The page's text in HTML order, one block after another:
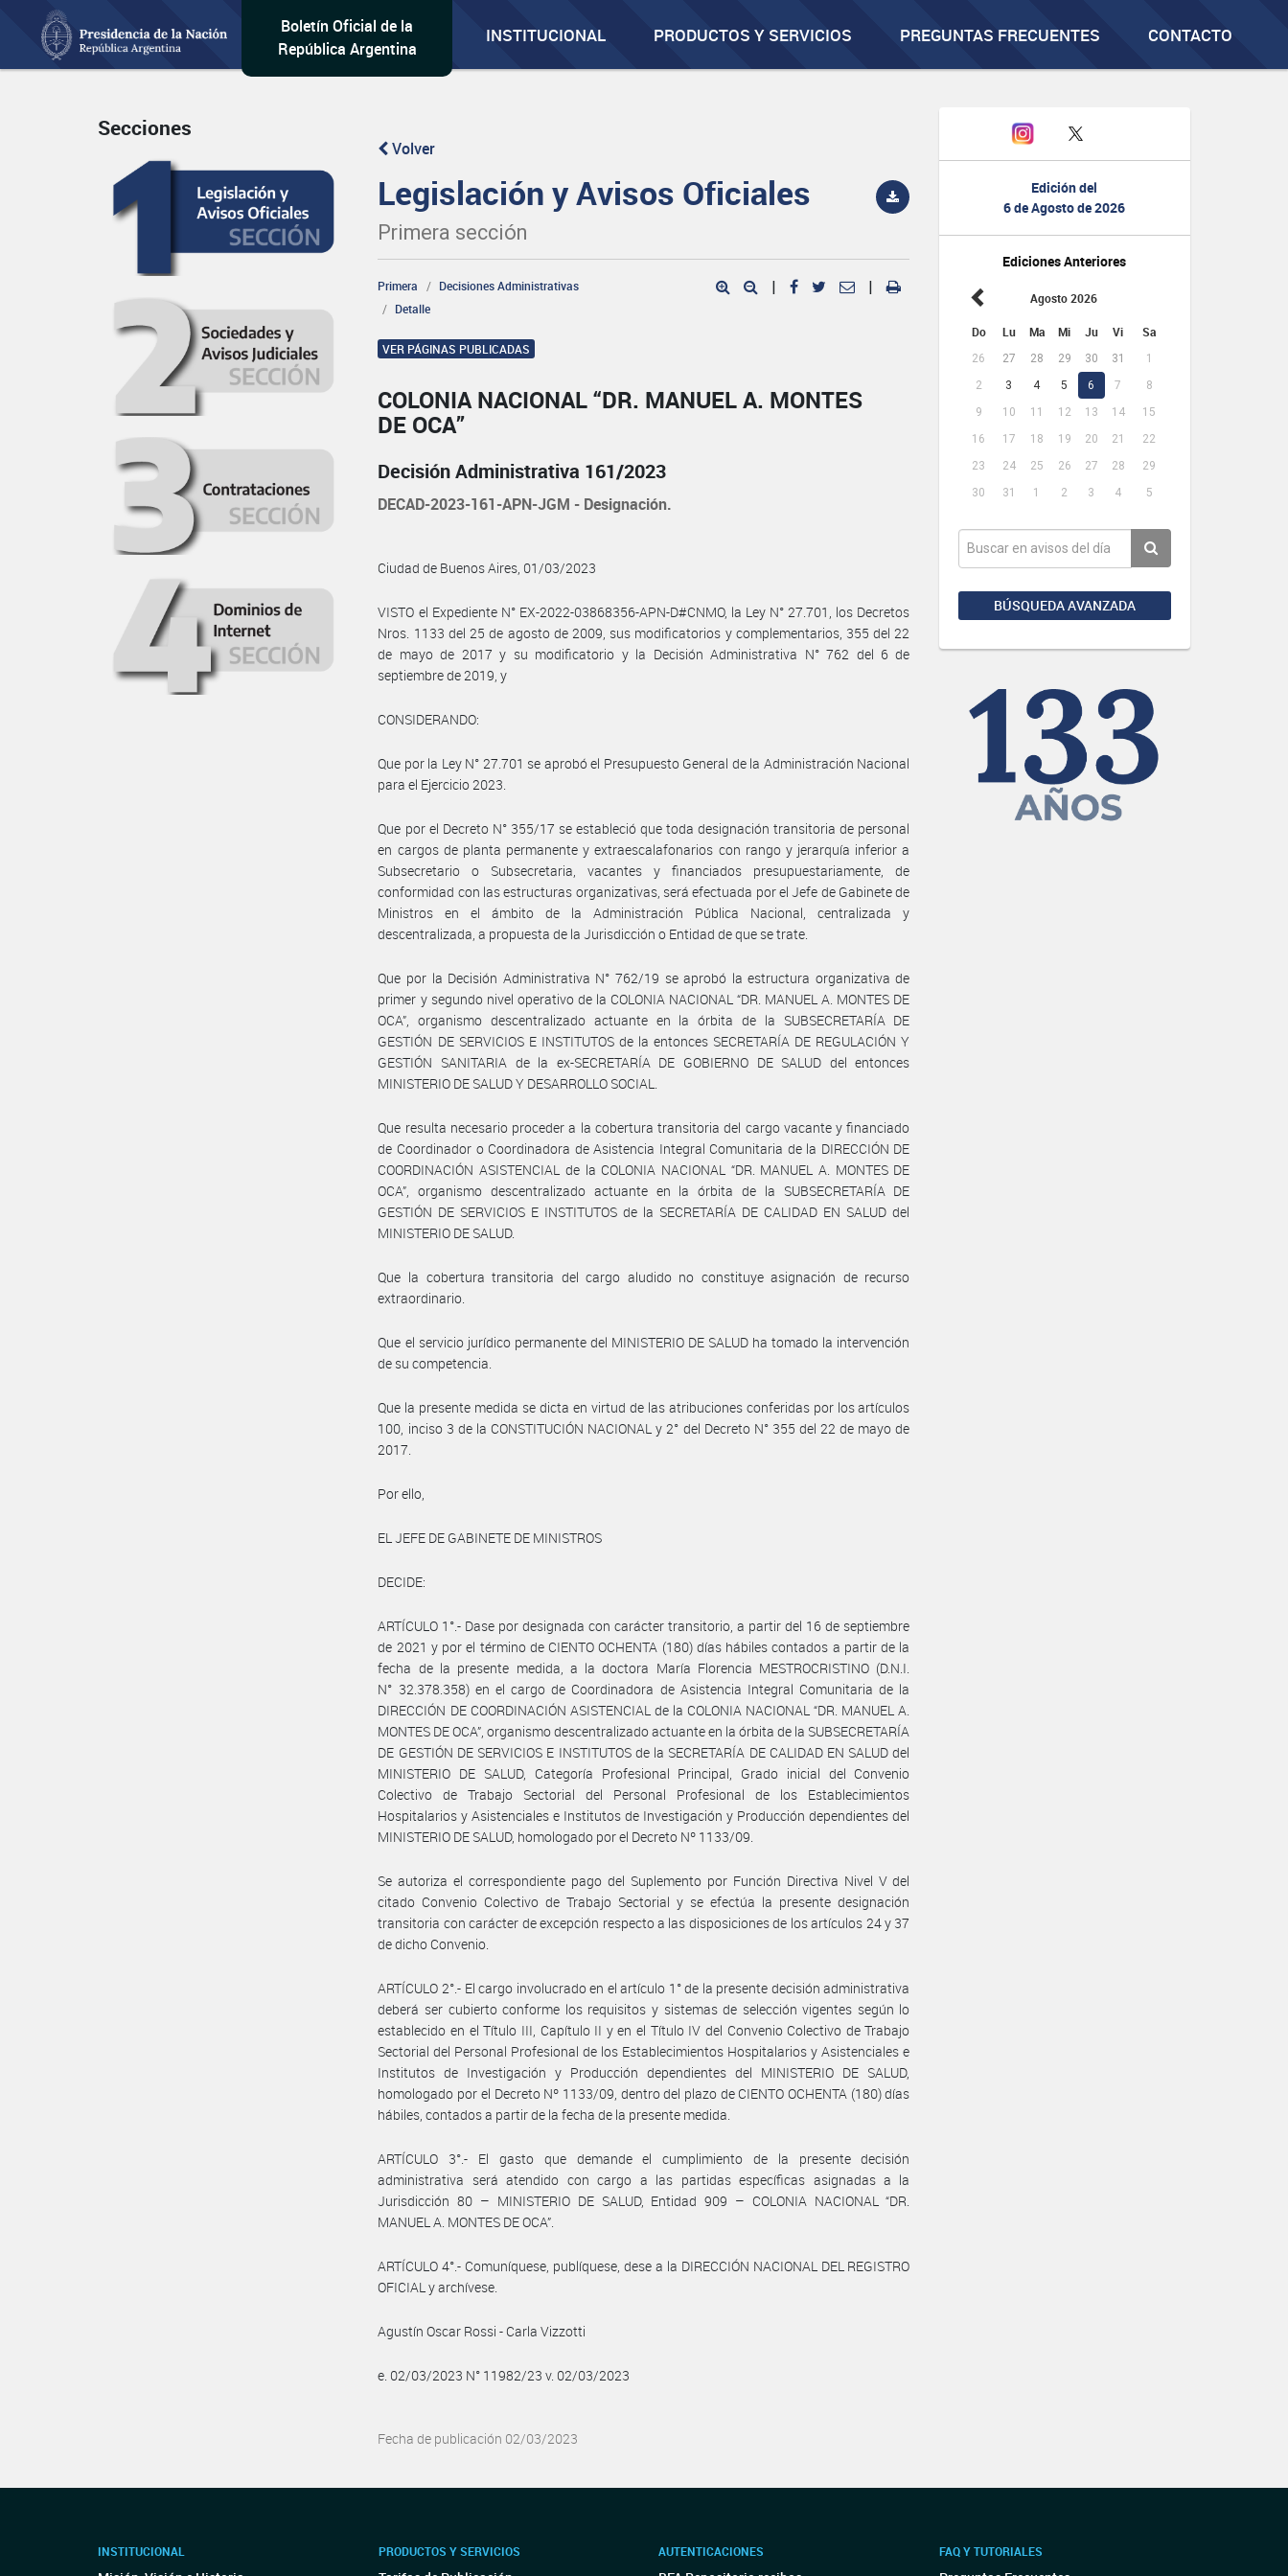
Boletín Oficial de la
República Argentina
INSTITUCIONAL PRODUCTOS Y SERVICIOS PREGUNTAS FRECUENTES CONTACTO
Edición del
6 de Agosto de 2026
Ediciones Anteriores
Agosto 2026
Do Lu Ma Mi Ju Vi Sa
26 27 28 29 30 31
1
2
3 4 5 6 7
8
9
10 11 12 13 14
15
16
17 18 19 20 21
22
23
24 25 26 27 28
29
30
31 1 2 3 4 5
BÚSQUEDA AVANZADA
Secciones
Volver
Legislación y Avisos Oficiales
Primera sección
Primera
Decisiones Administrativas
Detalle
| |
VER PÁGINAS PUBLICADAS
COLONIA NACIONAL “DR. MANUEL A. MONTES
DE OCA”
Decisión Administrativa 161/2023
DECAD-2023-161-APN-JGM - Designación.
Ciudad de Buenos Aires, 01/03/2023
VISTO el Expediente N° EX-2022-03868356-APN-D#CNMO, la Ley N° 27.701, los Decretos
Nros. 1133 del 25 de agosto de 2009, sus modificatorios y complementarios, 355 del 22
de mayo de 2017 y su modificatorio y la Decisión Administrativa N° 762 del 6 de
septiembre de 2019, y
CONSIDERANDO:
Que por la Ley N° 27.701 se aprobó el Presupuesto General de la Administración Nacional
para el Ejercicio 2023.
Que por el Decreto N° 355/17 se estableció que toda designación transitoria de personal
en cargos de planta permanente y extraescalafonarios con rango y jerarquía inferior a
Subsecretario o Subsecretaria, vacantes y financiados presupuestariamente, de
conformidad con las estructuras organizativas, será efectuada por el Jefe de Gabinete de
Ministros en el ámbito de la Administración Pública Nacional, centralizada y
descentralizada, a propuesta de la Jurisdicción o Entidad de que se trate.
Que por la Decisión Administrativa N° 762/19 se aprobó la estructura organizativa de
primer y segundo nivel operativo de la COLONIA NACIONAL “DR. MANUEL A. MONTES DE
OCA”, organismo descentralizado actuante en la órbita de la SUBSECRETARÍA DE
GESTIÓN DE SERVICIOS E INSTITUTOS de la entonces SECRETARÍA DE REGULACIÓN Y
GESTIÓN SANITARIA de la ex-SECRETARÍA DE GOBIERNO DE SALUD del entonces
MINISTERIO DE SALUD Y DESARROLLO SOCIAL.
Que resulta necesario proceder a la cobertura transitoria del cargo vacante y financiado
de Coordinador o Coordinadora de Asistencia Integral Comunitaria de la DIRECCIÓN DE
COORDINACIÓN ASISTENCIAL de la COLONIA NACIONAL “DR. MANUEL A. MONTES DE
OCA”, organismo descentralizado actuante en la órbita de la SUBSECRETARÍA DE
GESTIÓN DE SERVICIOS E INSTITUTOS de la SECRETARÍA DE CALIDAD EN SALUD del
MINISTERIO DE SALUD.
Que la cobertura transitoria del cargo aludido no constituye asignación de recurso
extraordinario.
Que el servicio jurídico permanente del MINISTERIO DE SALUD ha tomado la intervención
de su competencia.
Que la presente medida se dicta en virtud de las atribuciones conferidas por los artículos
100, inciso 3 de la CONSTITUCIÓN NACIONAL y 2° del Decreto N° 355 del 22 de mayo de
2017.
Por ello,
EL JEFE DE GABINETE DE MINISTROS
DECIDE:
ARTÍCULO 1°.- Dase por designada con carácter transitorio, a partir del 16 de septiembre
de 2021 y por el término de CIENTO OCHENTA (180) días hábiles contados a partir de la
fecha de la presente medida, a la doctora María Florencia MESTROCRISTINO (D.N.I.
N° 32.378.358) en el cargo de Coordinadora de Asistencia Integral Comunitaria de la
DIRECCIÓN DE COORDINACIÓN ASISTENCIAL de la COLONIA NACIONAL “DR. MANUEL A.
MONTES DE OCA”, organismo descentralizado actuante en la órbita de la SUBSECRETARÍA
DE GESTIÓN DE SERVICIOS E INSTITUTOS de la SECRETARÍA DE CALIDAD EN SALUD del
MINISTERIO DE SALUD, Categoría Profesional Principal, Grado inicial del Convenio
Colectivo de Trabajo Sectorial del Personal Profesional de los Establecimientos
Hospitalarios y Asistenciales e Institutos de Investigación y Producción dependientes del
MINISTERIO DE SALUD, homologado por el Decreto Nº 1133/09.
Se autoriza el correspondiente pago del Suplemento por Función Directiva Nivel V del
citado Convenio Colectivo de Trabajo Sectorial y se efectúa la presente designación
transitoria con carácter de excepción respecto a las disposiciones de los artículos 24 y 37
de dicho Convenio.
ARTÍCULO 2°.- El cargo involucrado en el artículo 1° de la presente decisión administrativa
deberá ser cubierto conforme los requisitos y sistemas de selección vigentes según lo
establecido en el Título III, Capítulo II y en el Título IV del Convenio Colectivo de Trabajo
Sectorial del Personal Profesional de los Establecimientos Hospitalarios y Asistenciales e
Institutos de Investigación y Producción dependientes del MINISTERIO DE SALUD,
homologado por el Decreto Nº 1133/09, dentro del plazo de CIENTO OCHENTA (180) días
hábiles, contados a partir de la fecha de la presente medida.
ARTÍCULO 3°.- El gasto que demande el cumplimiento de la presente decisión
administrativa será atendido con cargo a las partidas específicas asignadas a la
Jurisdicción 80 – MINISTERIO DE SALUD, Entidad 909 – COLONIA NACIONAL “DR.
MANUEL A. MONTES DE OCA”.
ARTÍCULO 4°.- Comuníquese, publíquese, dese a la DIRECCIÓN NACIONAL DEL REGISTRO
OFICIAL y archívese.
Agustín Oscar Rossi - Carla Vizzotti
e. 02/03/2023 N° 11982/23 v. 02/03/2023
Fecha de publicación 02/03/2023
INSTITUCIONAL PRODUCTOS Y SERVICIOS AUTENTICACIONES FAQ Y TUTORIALES